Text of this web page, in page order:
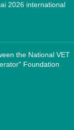
2026 international
the National VET
Foundation